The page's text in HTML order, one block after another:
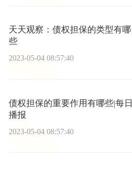
天天观察：债权担保的类型有哪
些
2023-05-04 08:57:40
债权担保的重要作用有哪些|每日
播报
2023-05-04 08:57:40